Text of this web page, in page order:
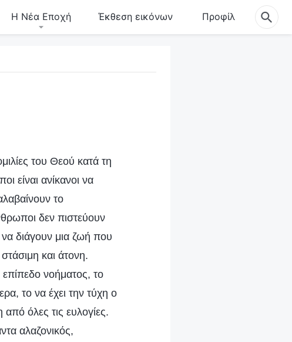
Η Νέα Εποχή Έκθεση εικόνων Προφίλ
του Θεού κατά τη
είναι ανίκανοι να
το
δεν πιστεύουν
να διάγουν μια ζωή που
και άτονη.
επίπεδο νοήματος, το
το να έχει την τύχη ο
όλες τις ευλογίες.
αλαζονικός,